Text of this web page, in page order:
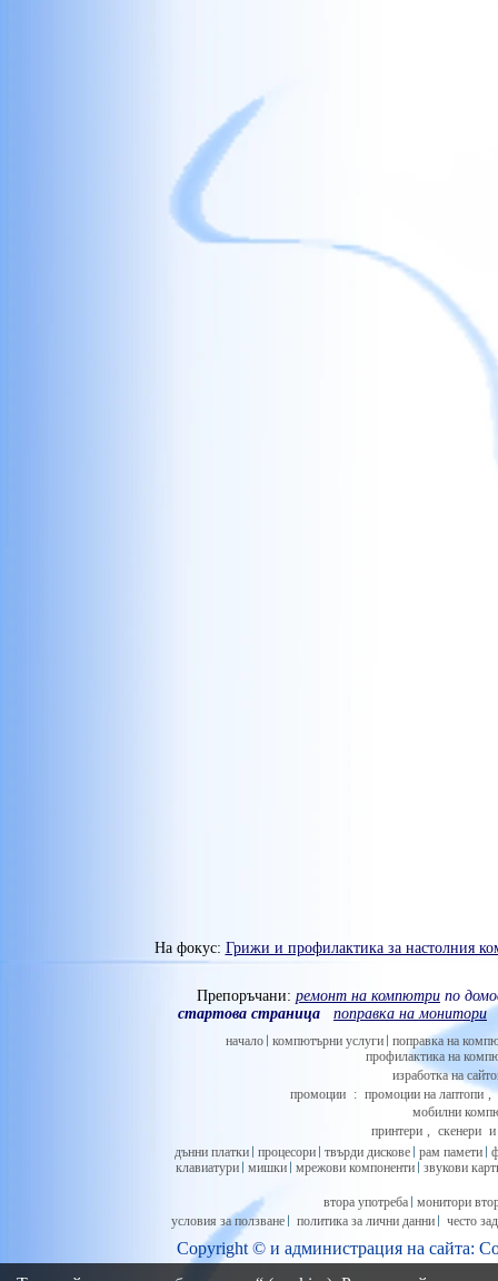
На фокус: Грижи и профилактика за настолния
Препоръчани: ремонт на компютри по
стартова страница
поправка на монитори
начало компютърни услуги поправка на
профилактика на
изработка на
промоции
: промоции на лаптопи ,
мобилни
принтери , скенери и
дънни платки
процесори твърди дискове рам памети
клавиатури мишки мрежови компоненти звукови
втора употреба
монитори
условия за ползване
политика за лични данни често
Copyright © и администрация на сайта: